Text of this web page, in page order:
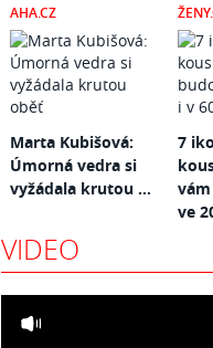
AHA.CZ
Marta Kubišová:
Úmorná vedra si
vyžádala krutou ...
7
ve
VIDEO